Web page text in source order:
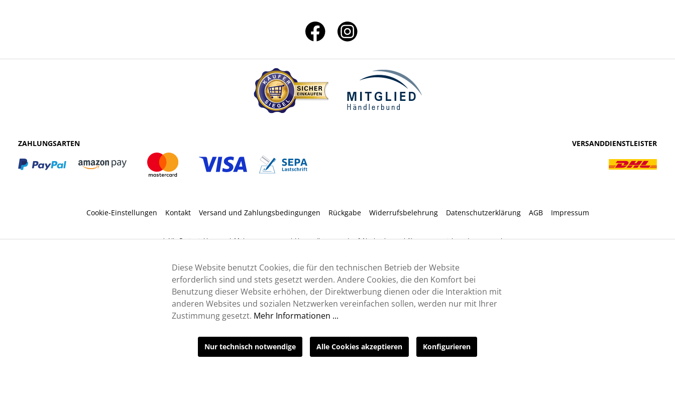
ZAHLUNGSARTEN VERSANDDIENSTLEISTER
Cookie-Einstellungen Kontakt Versand und Zahlungsbedingungen Rückgabe Widerrufsbelehrung Datenschutzerklärung AGB Impressum
* Alle Preise inkl. gesetzl. Mehrwertsteuer zzgl.Versandkostenund ggf. Nachnahmegebühren, wenn nicht anders angegeben.
Diese Website benutzt Cookies, die für den technischen Betrieb der Website
erforderlich sind und stets gesetzt werden. Andere Cookies, die den Komfort bei
Benutzung dieser Website erhöhen, der Direktwerbung dienen oder die Interaktion mit
anderen Websites und sozialen Netzwerken vereinfachen sollen, werden nur mit Ihrer
Zustimmung gesetzt. Mehr Informationen ...
Nur technisch notwendige Alle Cookies akzeptieren Konfigurieren